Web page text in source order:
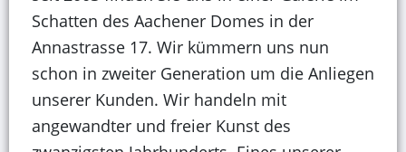
Schatten des Aachener Domes in der
Annastrasse 17. Wir kümmern uns nun
schon in zweiter Generation um die Anliegen
unserer Kunden. Wir handeln mit
angewandter und freier Kunst des